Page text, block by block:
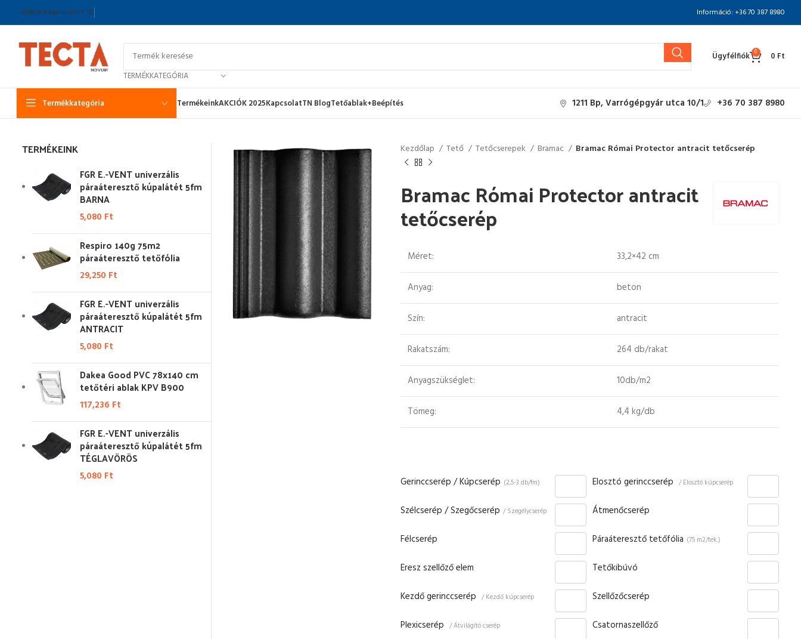
HírlevélKapcsolatGY.I.K. Információ: +36 70 387 8980
TERMÉKKATEGÓRIA
Ügyfélfiók 0 0 Ft
Termékkategória TermékeinkAKCIÓK 2025KapcsolatTN BlogTetőablak+Beépítés 1211 Bp, Varrógépgyár utca 10/1 +36 70 387 8980
Kezdőlap Tető Tetőcserepek Bramac Bramac Római Protector antracit tetőcserép
Bramac Római Protector antracit
tetőcserép
Méret: 33,2×42 cm
Anyag: beton
Szín: antracit
Rakatszám: 264 db/rakat
Anyagszükséglet: 10db/m2
Tömeg: 4,4 kg/db
Gerinccserép / Kúpcserép (2,5-3 db/fm) Elosztó gerinccserép / Elosztó kúpcserép
Szélcserép / Szegőcserép / Szegélycserép
Átmenőcserép
Félcserép
Páraáteresztő tetőfólia (75 m2/tek.)
Eresz szellőző elem
Tetőkibúvó
Kezdő gerinccserép / Kezdő kúpcserép
Szellőzőcserép
Plexicserép / Átvilágító cserép
Csatornaszellőző
TERMÉKEINK
FGR E.-VENT univerzális
páraáteresztő kúpalátét 5fm
BARNA
5,080 Ft
Respiro 140g 75m2
páraáteresztő tetőfólia
29,250 Ft
FGR E.-VENT univerzális
páraáteresztő kúpalátét 5fm
ANTRACIT
5,080 Ft
Dakea Good PVC 78x140 cm
tetőtéri ablak KPV B900
117,236 Ft
FGR E.-VENT univerzális
páraáteresztő kúpalátét 5fm
TÉGLAVÖRÖS
5,080 Ft